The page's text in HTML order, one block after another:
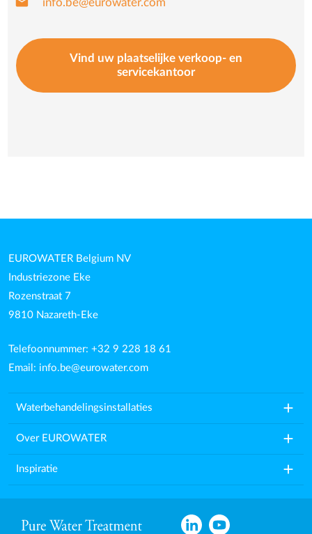
info.be@eurowater.com
Vind uw plaatselijke verkoop- en
servicekantoor
EUROWATER Belgium NV
Industriezone Eke
Rozenstraat 7
9810 Nazareth-Eke
Telefoonnummer: +32 9 228 18 61
Email: info.be@eurowater.com
Waterbehandelingsinstallaties add
Over EUROWATER add
Inspiratie add